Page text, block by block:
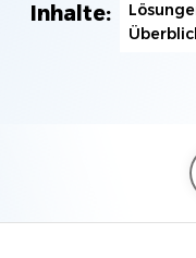
Inhalte: